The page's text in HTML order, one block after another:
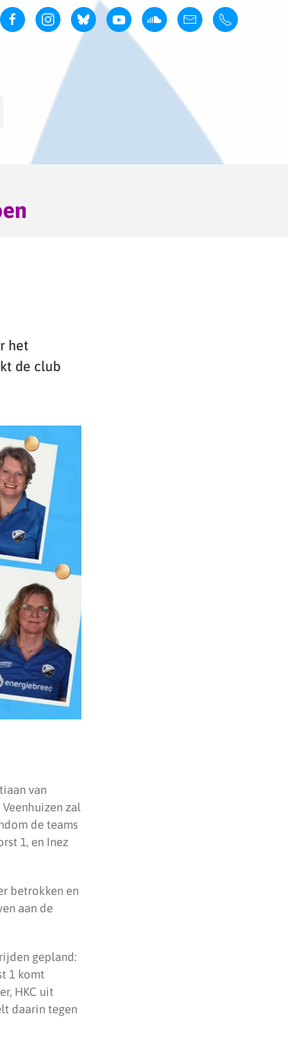
het
de club
van
zal
de teams
1, en Inez
betrokken en
aan de
gepland:
1 komt
HKC uit
daarin tegen